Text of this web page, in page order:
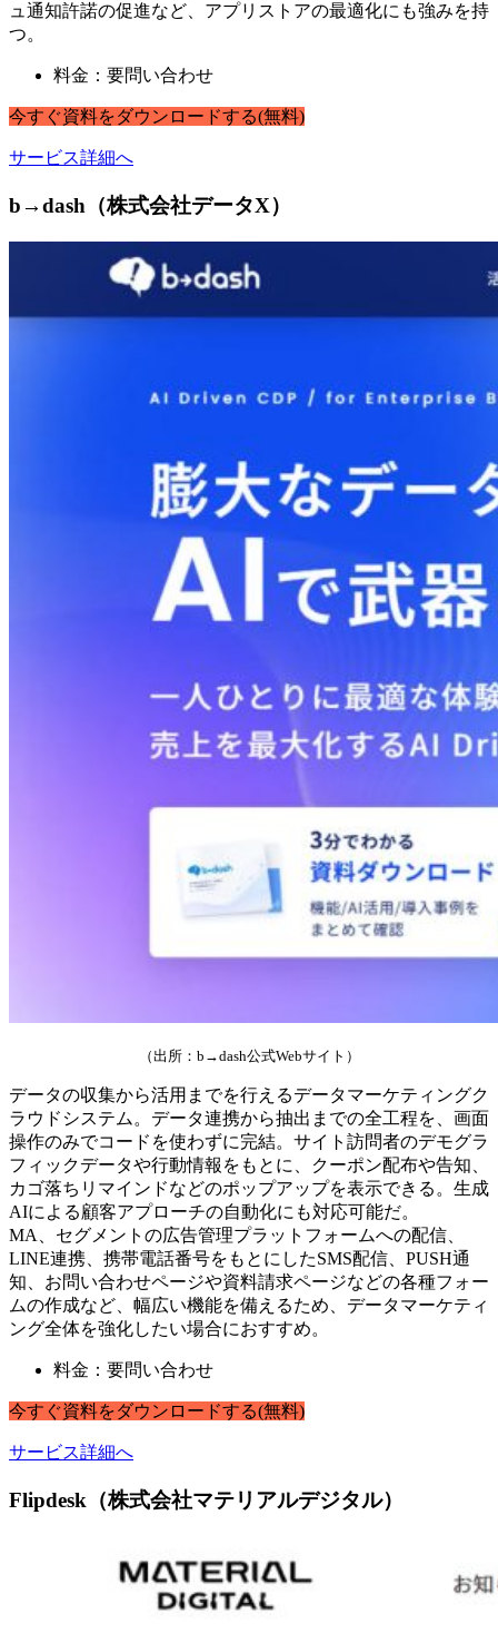
ュ通知許諾の促進など、アプリストアの最適化にも強みを持
つ。
料金：要問い合わせ
今すぐ資料をダウンロードする(無料)
サービス詳細へ
b→dash（株式会社データX）
（出所：b→dash公式Webサイト）
データの収集から活用までを行えるデータマーケティングク
ラウドシステム。データ連携から抽出までの全工程を、画面
操作のみでコードを使わずに完結。サイト訪問者のデモグラ
フィックデータや行動情報をもとに、クーポン配布や告知、
カゴ落ちリマインドなどのポップアップを表示できる。生成
AIによる顧客アプローチの自動化にも対応可能だ。
MA、セグメントの広告管理プラットフォームへの配信、
LINE連携、携帯電話番号をもとにしたSMS配信、PUSH通
知、お問い合わせページや資料請求ページなどの各種フォー
ムの作成など、幅広い機能を備えるため、データマーケティ
ング全体を強化したい場合におすすめ。
料金：要問い合わせ
今すぐ資料をダウンロードする(無料)
サービス詳細へ
Flipdesk（株式会社マテリアルデジタル）